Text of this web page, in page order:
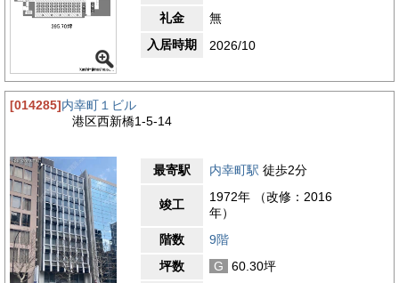
礼金
無
入居時期
2026/10
[014285]内幸町１ビル
港区西新橋1-5-14
最寄駅 内幸町駅 徒歩2分
竣工
1972年 （改修：2016
年）
階数
9階
坪数
G
60.30坪